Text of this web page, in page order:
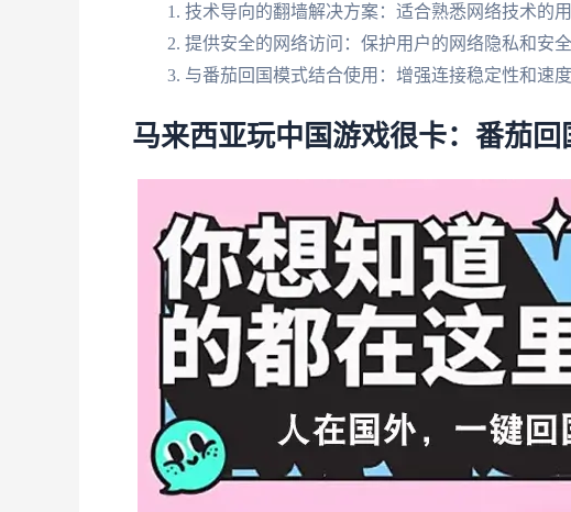
技术导向的翻墙解决方案：适合熟悉网络技术的用
提供安全的网络访问：保护用户的网络隐私和安全
与番茄回国模式结合使用：增强连接稳定性和速度
马来西亚玩中国游戏很卡：番茄